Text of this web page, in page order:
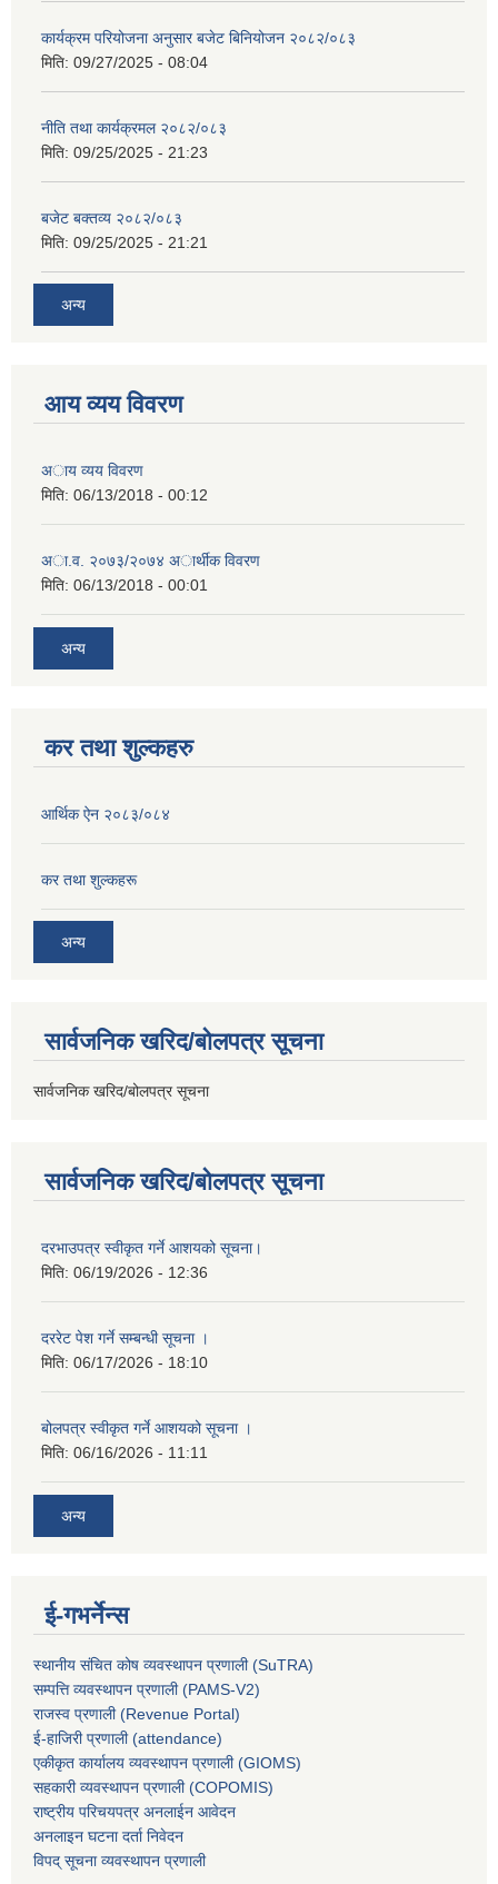
कार्यक्रम परियोजना अनुसार बजेट बिनियोजन २०८२/०८३
मिति: 09/27/2025 - 08:04
नीति तथा कार्यक्रमल २०८२/०८३
मिति: 09/25/2025 - 21:23
बजेट बक्तव्य २०८२/०८३
मिति: 09/25/2025 - 21:21
अन्य
आय व्यय विवरण
अाय व्यय विवरण
मिति: 06/13/2018 - 00:12
अा.व. २०७३/२०७४ अार्थीक विवरण
मिति: 06/13/2018 - 00:01
अन्य
कर तथा शुल्कहरु
आर्थिक ऐन २०८३/०८४
कर तथा शुल्कहरू
अन्य
सार्वजनिक खरिद/बोलपत्र सूचना
सार्वजनिक खरिद/बोलपत्र सूचना
सार्वजनिक खरिद/बोलपत्र सूचना
दरभाउपत्र स्वीकृत गर्ने आशयको सूचना।
मिति: 06/19/2026 - 12:36
दररेट पेश गर्ने सम्बन्धी सूचना ।
मिति: 06/17/2026 - 18:10
बोलपत्र स्वीकृत गर्ने आशयको सूचना ।
मिति: 06/16/2026 - 11:11
अन्य
ई-गभर्नेन्स
स्थानीय संचित कोष व्यवस्थापन प्रणाली (SuTRA)
सम्पत्ति व्यवस्थापन प्रणाली (PAMS-V2)
राजस्व प्रणाली (Revenue Portal)
ई-हाजिरी प्रणाली (attendance)
एकीकृत कार्यालय व्यवस्थापन प्रणाली (GIOMS)
सहकारी व्यवस्थापन प्रणाली (COPOMIS)
राष्ट्रीय परिचयपत्र अनलाईन आवेदन
अनलाइन घटना दर्ता निवेदन
विपद् सूचना व्यवस्थापन प्रणाली